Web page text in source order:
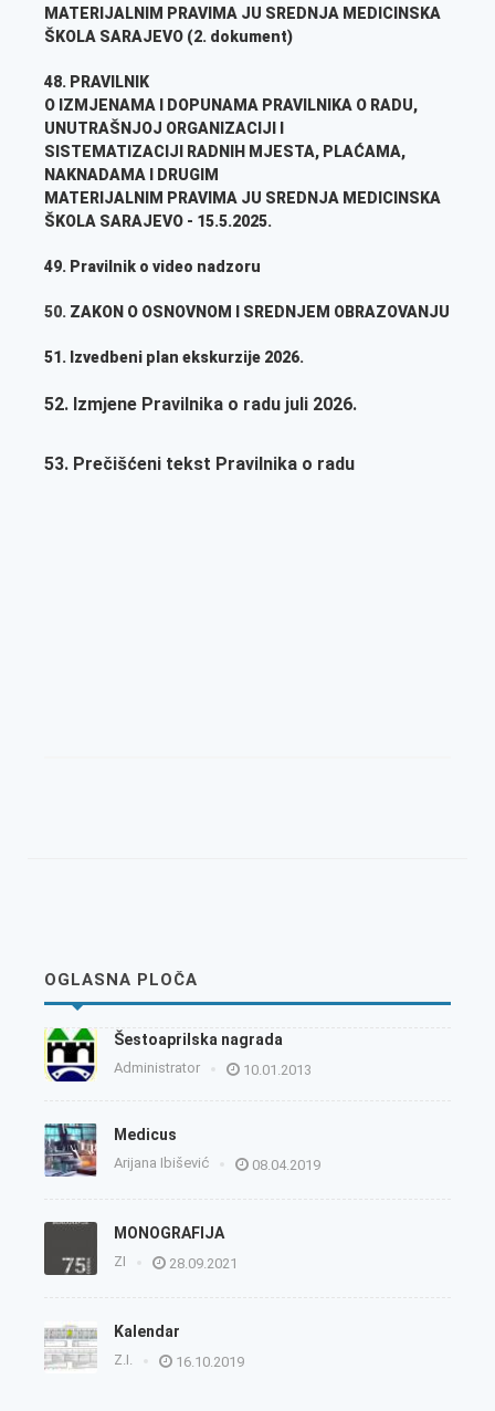
MATERIJALNIM PRAVIMA JU SREDNJA MEDICINSKA
ŠKOLA SARAJEVO (2. dokument)
48. PRAVILNIK
O IZMJENAMA I DOPUNAMA PRAVILNIKA O RADU,
UNUTRAŠNJOJ ORGANIZACIJI I
SISTEMATIZACIJI RADNIH MJESTA, PLAĆAMA,
NAKNADAMA I DRUGIM
MATERIJALNIM PRAVIMA JU SREDNJA MEDICINSKA
ŠKOLA SARAJEVO - 15.5.2025.
49. Pravilnik o video nadzoru
50. ZAKON O OSNOVNOM I SREDNJEM OBRAZOVANJU
51. Izvedbeni plan ekskurzije 2026.
52. Izmjene Pravilnika o radu juli 2026.
53. Prečišćeni tekst Pravilnika o radu
OGLASNA PLOČA
Šestoaprilska nagrada
Administrator 10.01.2013
Medicus
Arijana Ibišević 08.04.2019
MONOGRAFIJA
ZI 28.09.2021
Kalendar
Z.I. 16.10.2019